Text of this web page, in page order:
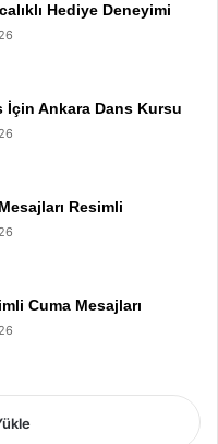
Hediye Deneyimi
İçin Ankara Dans Kursu
Resimli
Cuma Mesajları